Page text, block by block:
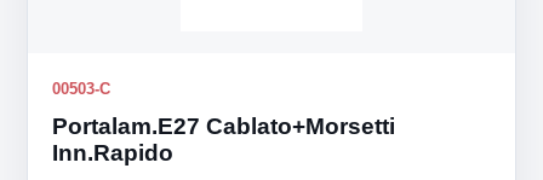
00503-C
Portalam.E27 Cablato+Morsetti
Inn.Rapido